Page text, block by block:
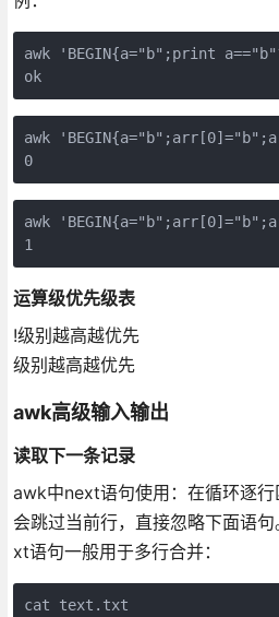
awk 'BEGIN{a="b";print
ok
awk
0
awk
1
运算级优先级表
!级别越高越优先
级别越高越优先
awk高级输入输出
读取下一条记录
awk中next语句使用：在循环逐
会跳过当前行，直接忽略下面语
xt语句一般用于多行合并：
cat text.txt